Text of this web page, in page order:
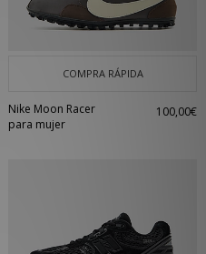
COMPRA RÁPIDA
Nike Moon Racer
para mujer
100,00€